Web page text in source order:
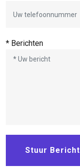
* Berichten
Stuur Bericht